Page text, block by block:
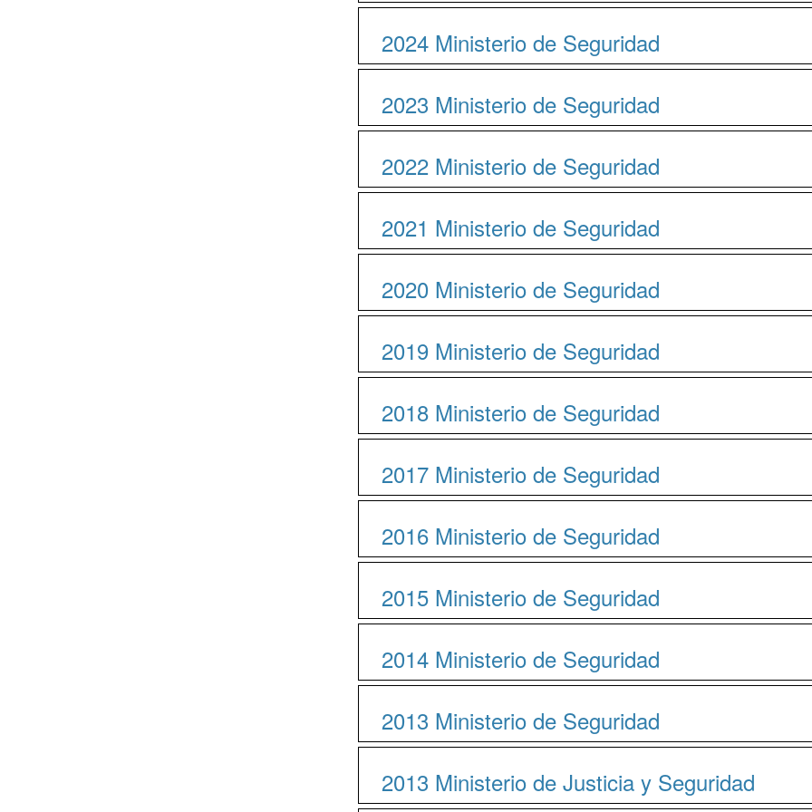
2024 Ministerio de Seguridad
2023 Ministerio de Seguridad
2022 Ministerio de Seguridad
2021 Ministerio de Seguridad
2020 Ministerio de Seguridad
2019 Ministerio de Seguridad
2018 Ministerio de Seguridad
2017 Ministerio de Seguridad
2016 Ministerio de Seguridad
2015 Ministerio de Seguridad
2014 Ministerio de Seguridad
2013 Ministerio de Seguridad
2013 Ministerio de Justicia y Seguridad